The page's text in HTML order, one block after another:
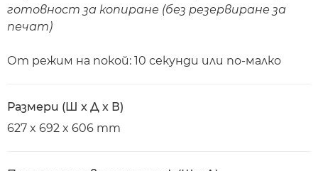
готовност за копиране (без резервиране за
печат)
От режим на покой: 10 секунди или по-малко
Размери (Ш x Д x В)
627 x 692 x 606 mm